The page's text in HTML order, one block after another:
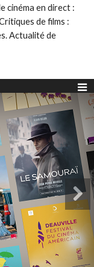
cinéma en direct :
de films :
Actualité de